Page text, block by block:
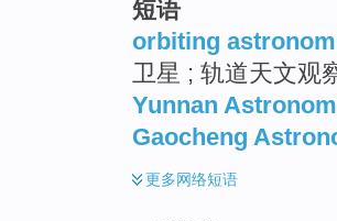
短语
orbiting
卫星 ; 轨道天文观
Yunnan
Gaocheng
更多网络短语